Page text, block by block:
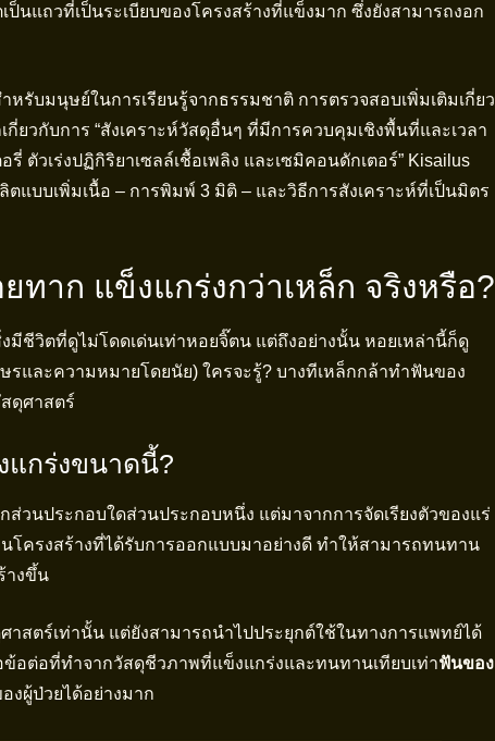
ป็นแถวที่เป็นระเบียบของโครงสร้างที่แข็งมาก ซึ่งยังสามารถงอก
รับมนุษย์ในการเรียนรู้จากธรรมชาติ การตรวจสอบเพิ่มเติมเกี่ยว
กี่ยวกับการ “สังเคราะห์วัสดุอื่นๆ ที่มีการควบคุมเชิงพื้นที่และเวลา
ตัวเร่งปฏิกิริยาเซลล์เชื้อเพลิง และเซมิคอนดักเตอร์” Kisailus
แบบเพิ่มเนื้อ – การพิมพ์ 3 มิติ – และวิธีการสังเคราะห์ที่เป็นมิตร
าก แข็งแกร่งกว่าเหล็ก จริงหรือ?
ชีวิตที่ดูไม่โดดเด่นเท่าหอยจิ๊ตน แต่ถึงอย่างนั้น หอยเหล่านี้ก็ดู
รและความหมายโดยนัย) ใครจะรู้? บางทีเหล็กกล้าทำฟันของ
ดุศาสตร์
แกร่งขนาดนี้?
วนประกอบใดส่วนประกอบหนึ่ง แต่มาจากการจัดเรียงตัวของแร่
โครงสร้างที่ได้รับการออกแบบมาอย่างดี ทำให้สามารถทนทาน
างขึ้น
สตร์เท่านั้น แต่ยังสามารถนำไปประยุกต์ใช้ในทางการแพทย์ได้
อต่อที่ทำจากวัสดุชีวภาพที่แข็งแกร่งและทนทานเทียบเท่าฟันของ
ผู้ป่วยได้อย่างมาก